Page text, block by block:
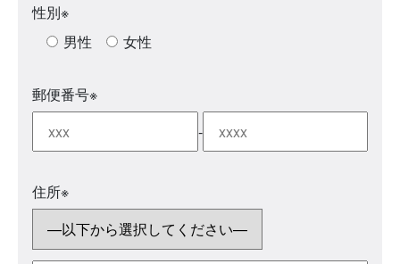
性別※
男性
女性
郵便番号※
-
住所※